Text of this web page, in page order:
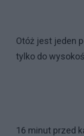
Otóż jest jeden
tylko do
16 minut przed